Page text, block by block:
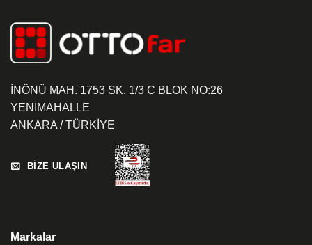
İNÖNÜ MAH. 1753 SK. 1/3 C BLOK NO:26
YENİMAHALLE
ANKARA / TÜRKİYE
BİZE ULAŞIN
Markalar